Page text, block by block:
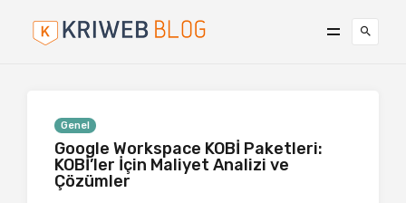
Genel
Google Workspace KOBİ Paketleri:
KOBİ’ler İçin Maliyet Analizi ve
Çözümler